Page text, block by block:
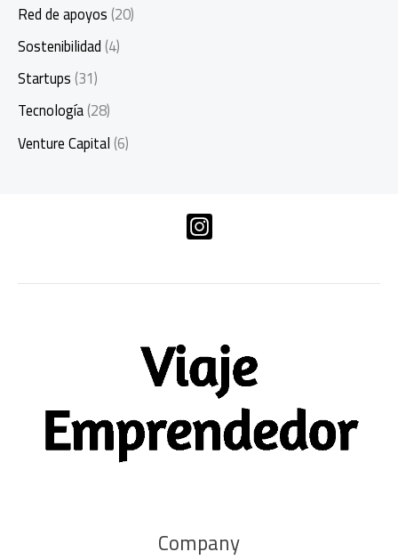
Red de apoyos(20)
Sostenibilidad(4)
Startups(31)
Tecnología(28)
Venture Capital(6)
Company